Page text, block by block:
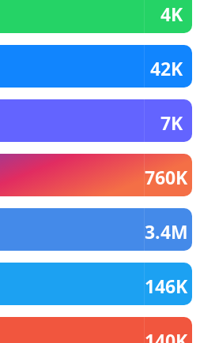
4K
42K
7K
760K
3.4M
146K